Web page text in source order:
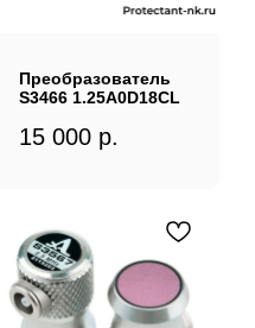
Преобразователь
S3466 1.25A0D18CL
15 000 р.